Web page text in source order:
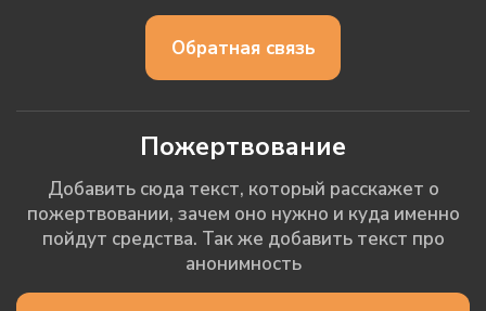
Обратная связь
Пожертвование
Добавить сюда текст, который расскажет о
пожертвовании, зачем оно нужно и куда именно
пойдут средства. Так же добавить текст про
анонимность